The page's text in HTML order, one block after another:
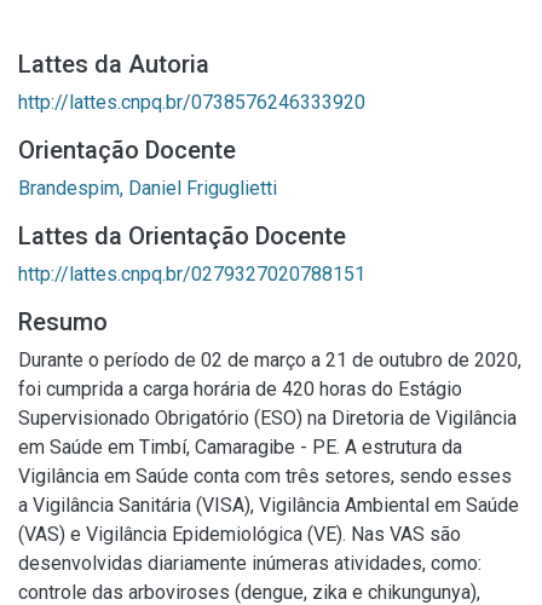
Lattes da Autoria
http://lattes.cnpq.br/0738576246333920
Orientação Docente
Brandespim, Daniel Friguglietti
Lattes da Orientação Docente
http://lattes.cnpq.br/0279327020788151
Resumo
Durante o período de 02 de março a 21 de outubro de 2020,
foi cumprida a carga horária de 420 horas do Estágio
Supervisionado Obrigatório (ESO) na Diretoria de Vigilância
em Saúde em Timbí, Camaragibe - PE. A estrutura da
Vigilância em Saúde conta com três setores, sendo esses
a Vigilância Sanitária (VISA), Vigilância Ambiental em Saúde
(VAS) e Vigilância Epidemiológica (VE). Nas VAS são
desenvolvidas diariamente inúmeras atividades, como:
controle das arboviroses (dengue, zika e chikungunya),